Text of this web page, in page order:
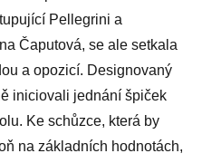
Pellegrini a
Čaputová, se ale setkala
a opozicí. Designovaný
iniciovali jednání špiček
Ke schůzce, která by
na základních hodnotách,